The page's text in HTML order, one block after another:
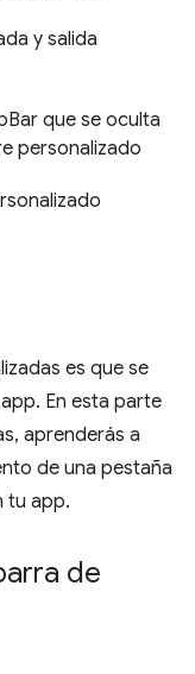
y salida
que se oculta
personalizado
es que se
En esta parte
aprenderás a
de una pestaña
tu app.
de